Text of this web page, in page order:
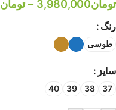
تومان3,980,000
– تومان
رنگ
طوسی
سایز
37
38
39
40